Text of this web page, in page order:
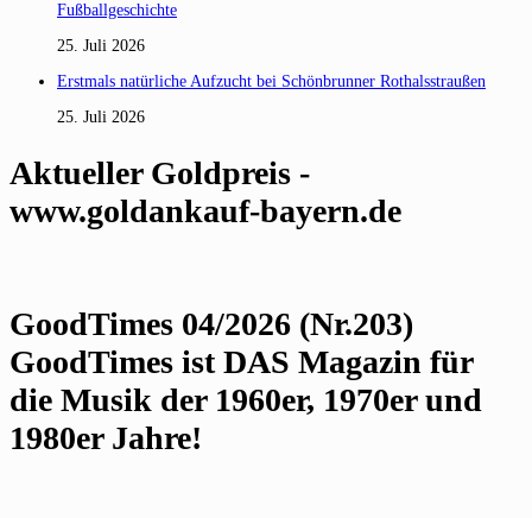
Fußballgeschichte
25. Juli 2026
Erstmals natürliche Aufzucht bei Schönbrunner Rothalsstraußen
25. Juli 2026
Aktueller Goldpreis -
www.goldankauf-bayern.de
GoodTimes 04/2026 (Nr.203)
GoodTimes ist DAS Magazin für
die Musik der 1960er, 1970er und
1980er Jahre!